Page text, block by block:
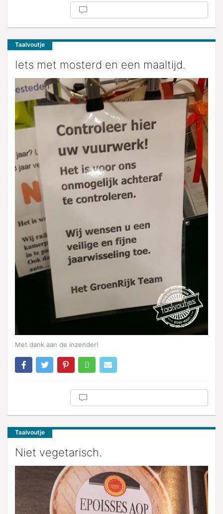
Taalvoutje
Iets met mosterd en een maaltijd.
Met dank aan de inzender!
Taalvoutje
Niet vegetarisch.